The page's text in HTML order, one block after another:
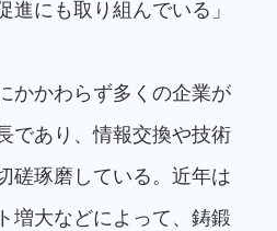
進にも取り組んでいる」
かかわらず多くの企業が
であり、情報交換や技術
磋琢磨している。近年は
増大などによって、鋳鍛